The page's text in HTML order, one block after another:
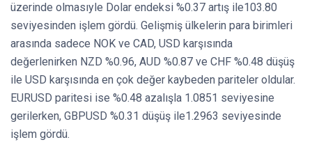
üzerinde olmasıyle Dolar endeksi %0.37 artış ile103.80
seviyesinden işlem gördü. Gelişmiş ülkelerin para birimleri
arasında sadece NOK ve CAD, USD karşısında
değerlenirken NZD %0.96, AUD %0.87 ve CHF %0.48 düşüş
ile USD karşısında en çok değer kaybeden pariteler oldular.
EURUSD paritesi ise %0.48 azalışla 1.0851 seviyesine
gerilerken, GBPUSD %0.31 düşüş ile1.2963 seviyesinde
işlem gördü.